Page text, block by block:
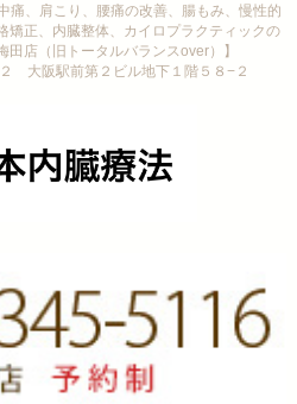
痛、肩こり、腰痛の改善、腸もみ、慢性的
矯正、内臓整体、カイロプラクティックの
店（旧トータルバランスover）】
大阪駅前第２ビル地下１階５８−２